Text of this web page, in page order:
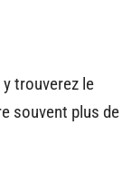
trouverez le
souvent plus de